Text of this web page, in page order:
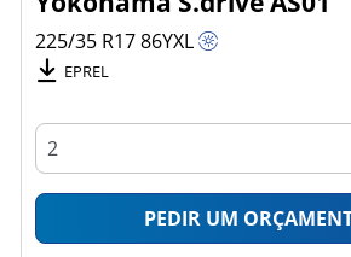
225/35 R1786YXL
EPREL
PEDIR UM